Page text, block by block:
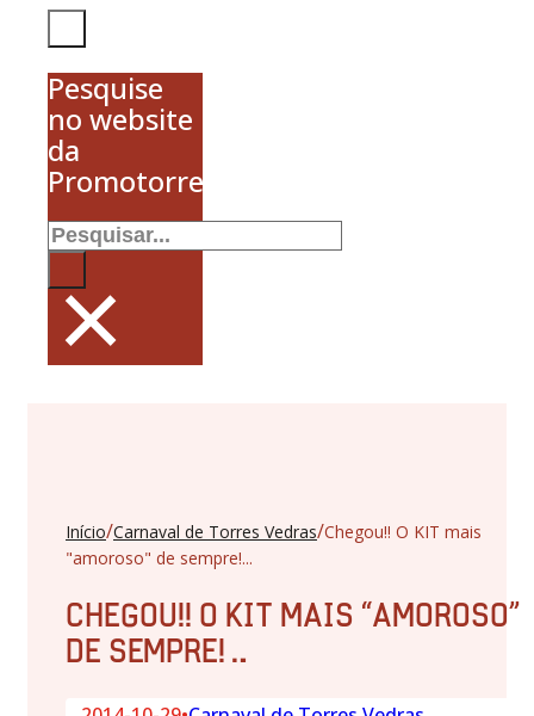
Pesquise
no website
da
Promotorres
Pesquisar
×
Início/Carnaval de Torres Vedras/Chegou!! O KIT mais
"amoroso" de sempre!...
CHEGOU!! O KIT MAIS “AMOROSO”
DE SEMPRE!…